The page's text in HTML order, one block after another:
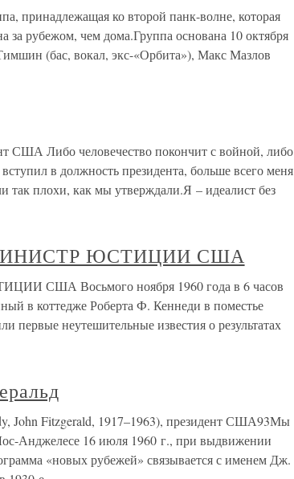
ко второй панк-волне, которая
за рубежом, чем дома.Группа основана 10 октября
(бас, вокал, экс-«Орбита»), Макс Мазлов
США Либо человечество покончит с войной, либо
в должность президента, больше всего меня
так плохи, как мы утверждали.Я – идеалист без
ЮСТИЦИИ США
США Восьмого ноября 1960 года в 6 часов
в коттедже Роберта Ф. Кеннеди в поместье
первые неутешительные известия о результатах
Fitzgerald, 1917–1963), президент США93Мы
Анджелесе 16 июля 1960 г., при выдвижении
«новых рубежей» связывается с именем Дж.